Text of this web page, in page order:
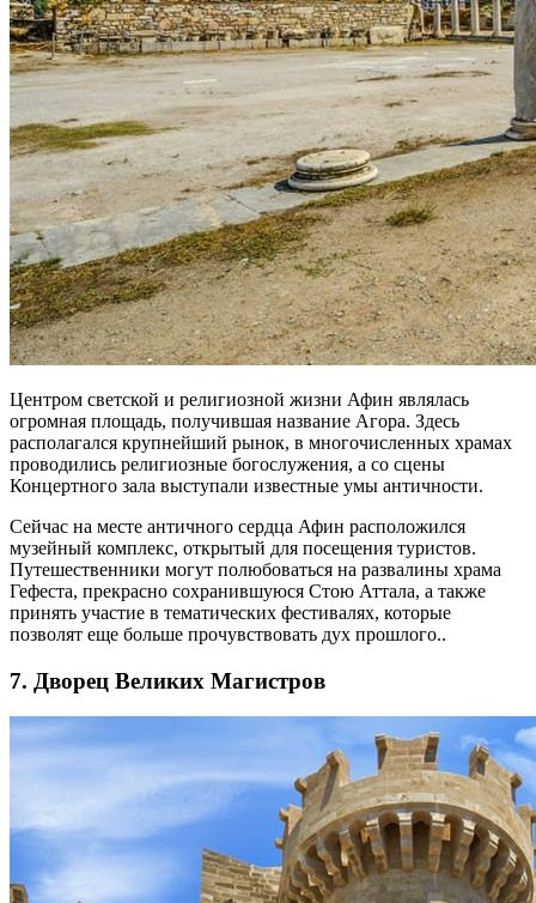
Центром светской и религиозной жизни Афин являлась
огромная площадь, получившая название Агора. Здесь
располагался крупнейший рынок, в многочисленных храмах
проводились религиозные богослужения, а со сцены
Концертного зала выступали известные умы античности.
Сейчас на месте античного сердца Афин расположился
музейный комплекс, открытый для посещения туристов.
Путешественники могут полюбоваться на развалины храма
Гефеста, прекрасно сохранившуюся Стою Аттала, а также
принять участие в тематических фестивалях, которые
позволят еще больше прочувствовать дух прошлого..
7. Дворец Великих Магистров